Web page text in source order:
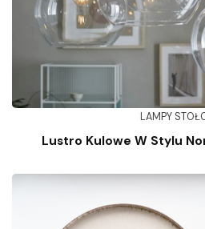
LAMPY
Lustro Kulowe W Stylu